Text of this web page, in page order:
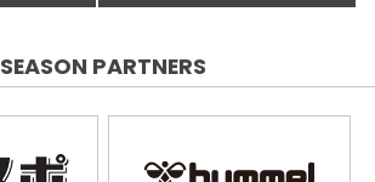
SEASON PARTNERS